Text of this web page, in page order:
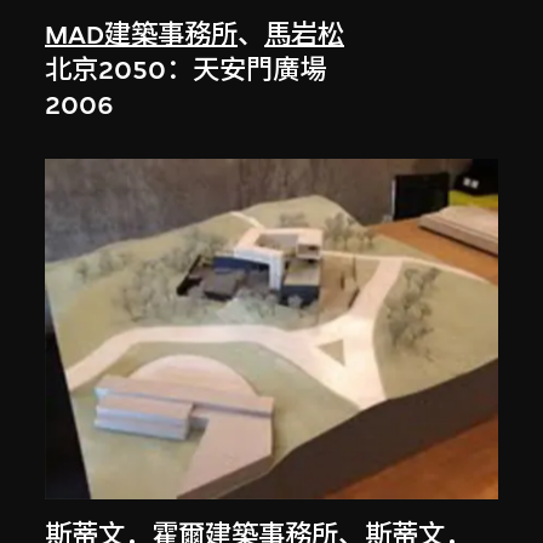
MAD建築事務所、 馬岩松
北京2050：天安門廣場
2006
斯蒂文．霍爾建築事務所、 斯蒂文．